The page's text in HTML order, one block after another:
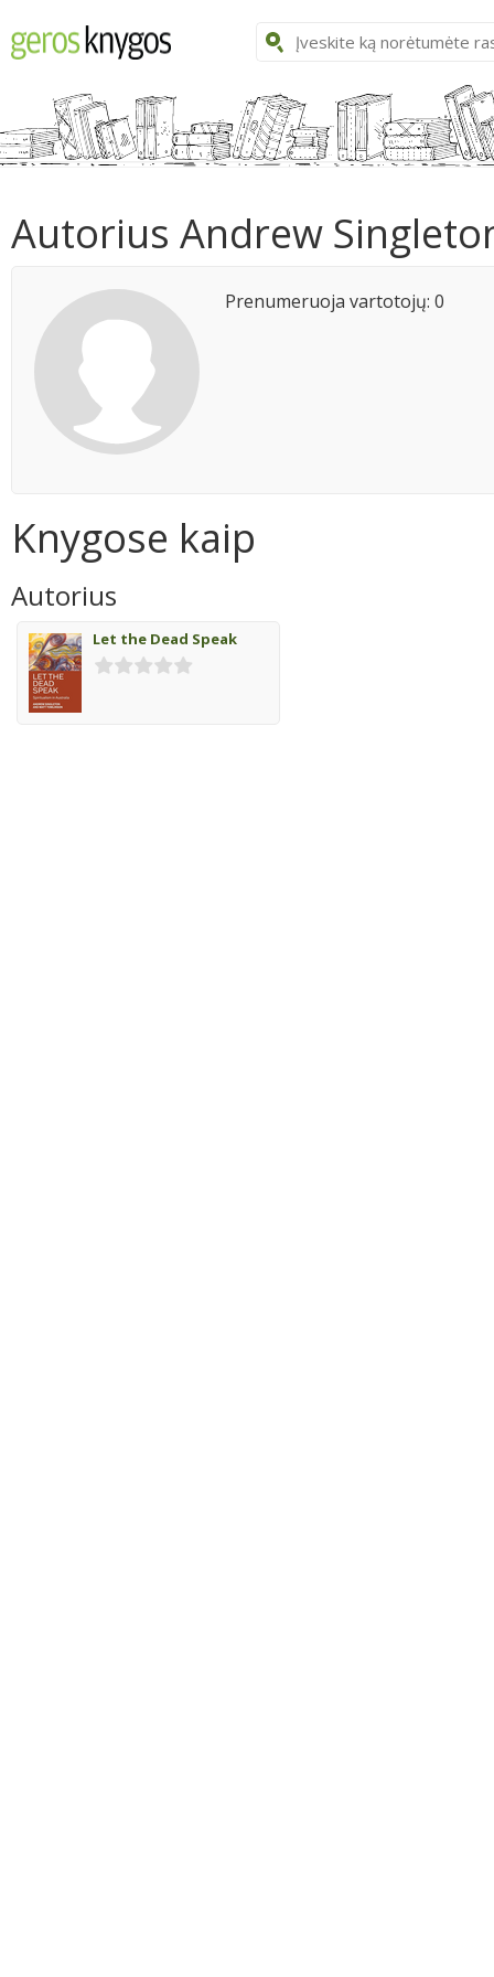
Autorius Andrew
Prenumeruoja vartotojų: 0
Knygose kaip
Autorius
Let the Dead Speak